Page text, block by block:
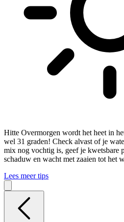
Hitte Overmorgen wordt het heet in
wel 31 graden! Check alvast of je
mix nog vochtig is, geef je kwetsbare
schaduw en wacht met zaaien tot het
Lees meer tips